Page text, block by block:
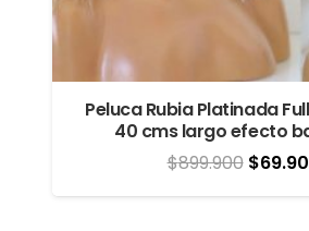
Peluca Rubia Platinada
40 cms largo efecto
$899.900 El
precio
$